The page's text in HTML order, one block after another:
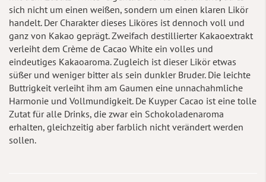
sich nicht um einen weißen, sondern um einen klaren Likör
handelt. Der Charakter dieses Liköres ist dennoch voll und
ganz von Kakao geprägt. Zweifach destillierter Kakaoextrakt
verleiht dem Crème de Cacao White ein volles und
eindeutiges Kakaoaroma. Zugleich ist dieser Likör etwas
süßer und weniger bitter als sein dunkler Bruder. Die leichte
Buttrigkeit verleiht ihm am Gaumen eine unnachahmliche
Harmonie und Vollmundigkeit. De Kuyper Cacao ist eine tolle
Zutat für alle Drinks, die zwar ein Schokoladenaroma
erhalten, gleichzeitig aber farblich nicht verändert werden
sollen.